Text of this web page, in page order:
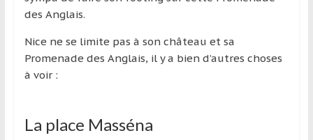
des Anglais.
Nice ne se limite pas à son château et sa
Promenade des Anglais, il y a bien d’autres choses
à voir :
La place Masséna